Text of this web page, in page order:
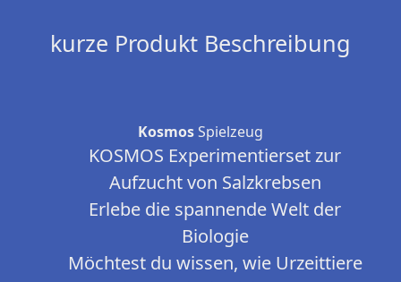
kurze Produkt Beschreibung
KosmosSpielzeug
KOSMOS Experimentierset zur
Aufzucht von Salzkrebsen
Erlebe die spannende Welt der
Biologie
Möchtest du wissen, wie Urzeittiere